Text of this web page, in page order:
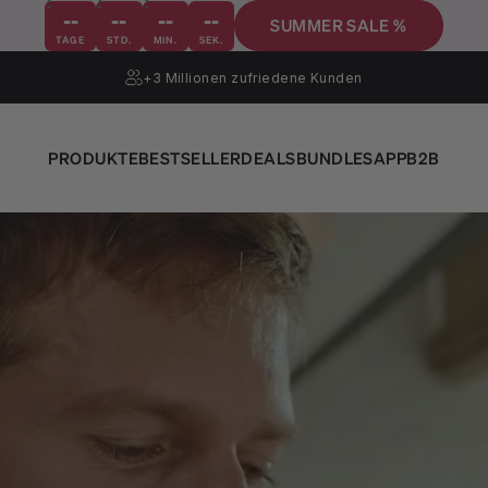
--
TAGE
--
STD.
--
MIN.
--
SEK.
SUMMER SALE %
+3 Millionen zufriedene Kunden
PRODUKTEBESTSELLERDEALSBUNDLESAPPB2B